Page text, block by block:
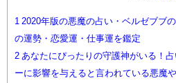
1
2020年版の悪魔の占い・ベルゼブブ
の運勢・恋愛運・仕事運を鑑定
2 あなたにぴったりの守護神がいる！
ーに影響を与えると言われている悪魔